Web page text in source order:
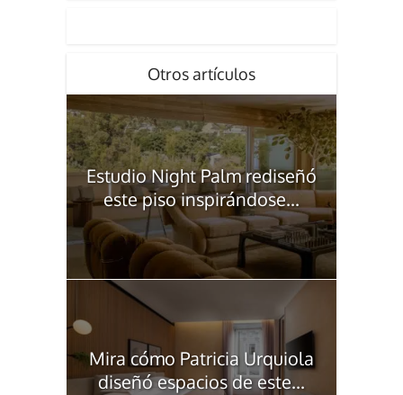
Otros artículos
Estudio Night Palm rediseñó
este piso inspirándose...
Mira cómo Patricia Urquiola
diseñó espacios de este...